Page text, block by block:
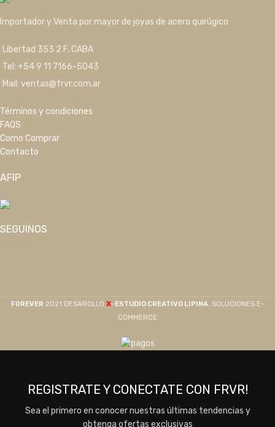
Importador y Venta por mayor de joyas de acero quirúgico
Libertad 353 2 F, CABA
Tel: +54 9 11 7166-5043
Mail: ventas@frvr.com.ar
Términos y condiciones
FAQS
Como Comprar
Contacto
AFIP
SEGUINOS
F0REVER 2021 DESAROLLO X-ESTUDIO CREATIVO LIPINA. SOLUCIONES E-
COMMERCE
REGISTRATE Y CONECTATE CON FRVR!
Sea el primero en conocer nuestras últimas tendencias y
obtenga ofertas exclusivas